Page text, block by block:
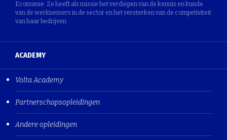
Economie. Ze heeft als missie het verdiepen van de kennis en kunde
van de werknemers in de sector en het versterken van de competiviteit
van haar bedrijven.
ACADEMY
Volta Academy
Partnerschapsopleidingen
Andere opleidingen